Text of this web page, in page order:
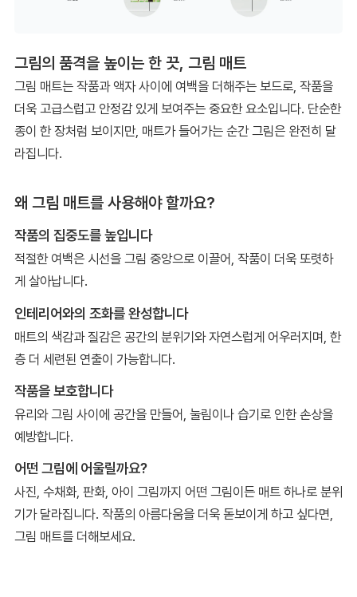
그림의 품격을 높이는 한 끗, 그림 매트
그림 매트는 작품과 액자 사이에 여백을 더해주는 보드로, 작품을
더욱 고급스럽고 안정감 있게 보여주는 중요한 요소입니다. 단순한
종이 한 장처럼 보이지만, 매트가 들어가는 순간 그림은 완전히 달
라집니다.
왜 그림 매트를 사용해야 할까요?
작품의 집중도를 높입니다
적절한 여백은 시선을 그림 중앙으로 이끌어, 작품이 더욱 또렷하
게 살아납니다.
인테리어와의 조화를 완성합니다
매트의 색감과 질감은 공간의 분위기와 자연스럽게 어우러지며, 한
층 더 세련된 연출이 가능합니다.
작품을 보호합니다
유리와 그림 사이에 공간을 만들어, 눌림이나 습기로 인한 손상을
예방합니다.
어떤 그림에 어울릴까요?
사진, 수채화, 판화, 아이 그림까지 어떤 그림이든 매트 하나로 분위
기가 달라집니다. 작품의 아름다움을 더욱 돋보이게 하고 싶다면,
그림 매트를 더해보세요.